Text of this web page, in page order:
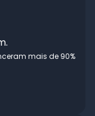
mais de 90%